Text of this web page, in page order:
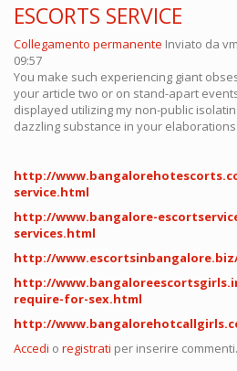
ESCORTS SERVICE
Collegamento permanente Inviato da
09:57
You make such experiencing giant
your article two or on stand-apart
displayed utilizing my non-public
dazzling substance in your elaborations.
http://
service.html
http://www.bangalore-
services.html
http://
http://
require-for-sex.html
http://
Accedi o registrati per inserire commenti.